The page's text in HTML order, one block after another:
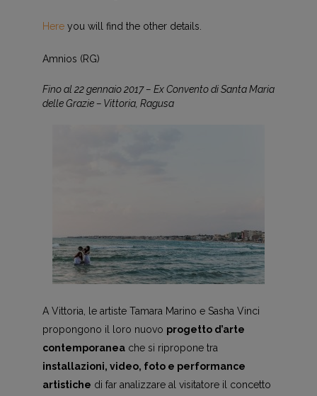
Hereyou will find the other details.
Amnios (RG)
Fino al 22 gennaio 2017 – Ex Convento di Santa Maria
delle Grazie – Vittoria, Ragusa
A Vittoria, le artiste Tamara Marino e Sasha Vinci
propongono il loro nuovo progetto d’arte
contemporaneache si ripropone tra
installazioni, video, foto e performance
artistiche di far analizzare al visitatore il concetto